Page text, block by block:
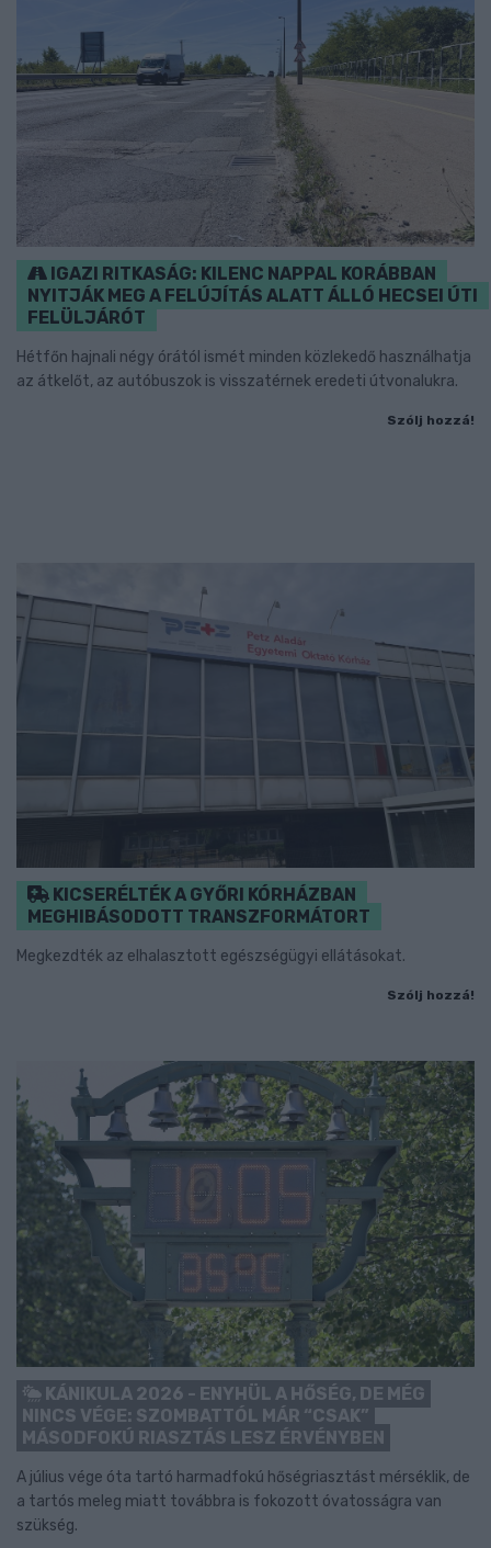
IGAZI RITKASÁG: KILENC NAPPAL KORÁBBAN
NYITJÁK MEG A FELÚJÍTÁS ALATT ÁLLÓ HECSEI ÚTI
FELÜLJÁRÓT
Hétfőn hajnali négy órától ismét minden közlekedő használhatja
az átkelőt, az autóbuszok is visszatérnek eredeti útvonalukra.
Szólj hozzá!
KICSERÉLTÉK A GYŐRI KÓRHÁZBAN
MEGHIBÁSODOTT TRANSZFORMÁTORT
Megkezdték az elhalasztott egészségügyi ellátásokat.
Szólj hozzá!
KÁNIKULA 2026 - ENYHÜL A HŐSÉG, DE MÉG
NINCS VÉGE: SZOMBATTÓL MÁR “CSAK”
MÁSODFOKÚ RIASZTÁS LESZ ÉRVÉNYBEN
A július vége óta tartó harmadfokú hőségriasztást mérséklik, de
a tartós meleg miatt továbbra is fokozott óvatosságra van
szükség.